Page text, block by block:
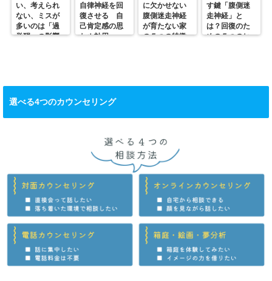
い、考えられ
ない、ミスが
多いのは「過
覚醒」の影響
自律神経を回
復させる 自
己肯定感の思
わぬ効用
に欠かせない
腹側迷走神経
が育たない家
の５つの特徴
す鍵「腹側迷
走神経」と
は？回復のた
めの５つのヒ
選べる4つのカウンセリング